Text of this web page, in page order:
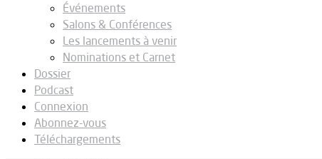
Événements
Salons & Conférences
Les lancements à venir
Nominations et Carnet
Dossier
Podcast
Connexion
Abonnez-vous
Téléchargements